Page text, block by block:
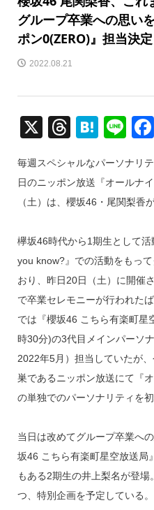
グループ卒業への思い
ポン0(ZERO)』担当決定
2022.08.21
X
T
e
a
s
H
e
n
Li
e
毎週スペシャルなパーソナリ
日のニッポン放送『オールナ
（土）は、櫻坂46・尾関梨香
欅坂46時代から1期生として
you know?』での活動をもっ
おり、昨日20日（土）に開催
で卒業セレモニーが行われた
では『櫻坂46 こちら有楽町星
時30分)の3代目メインパーソ
2022年5月）担当していたが
巣であるニッポン放送にて『
の単独でのパーソナリティを初
当日は改めてグループ卒業へ
坂46 こちら有楽町星空放送局
もある2期生の井上梨名が登
つ、特別企画を予定している。